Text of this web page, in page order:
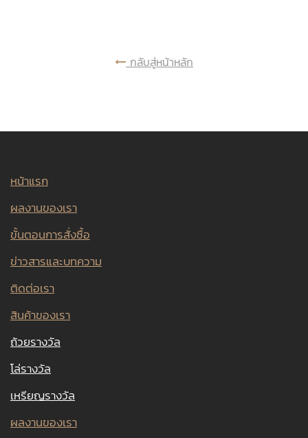
กลับสู่หน้าหลัก
หน้าแรก
ผลงานของเรา
ขั้นตอนการสั่งซื้อ
ข่าวสารและบทความ
ติดต่อเรา
สินค้าของเรา
ถ้วยรางวัล
โล่รางวัล
เหรียญรางวัล
ผลงานของเรา